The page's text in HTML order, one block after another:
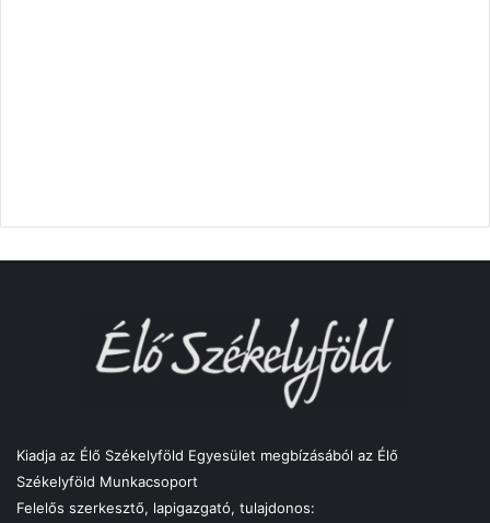
Kiadja az Élő Székelyföld Egyesület megbízásából az Élő
Székelyföld Munkacsoport
Felelős szerkesztő, lapigazgató, tulajdonos: